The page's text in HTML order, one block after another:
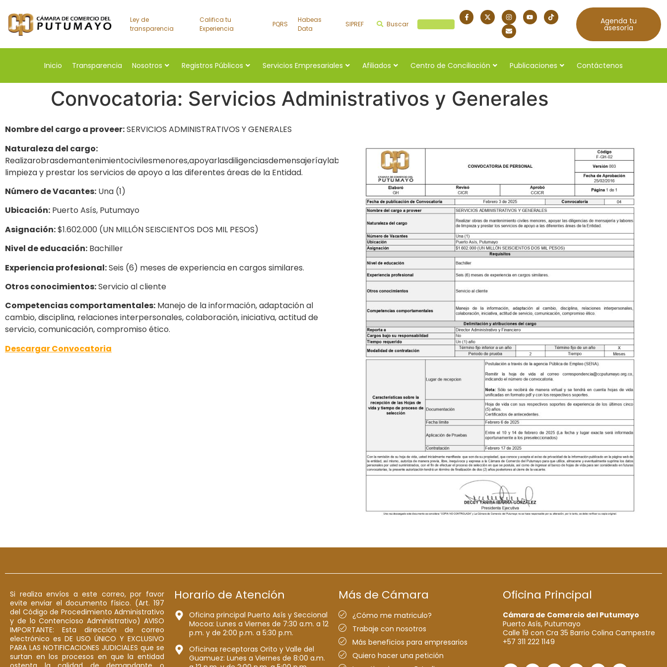
Ley de
transparencia
Califica tu
Experiencia
PQRS
Habeas
Data
SIPREF Buscar Agenda tu
asesoría
Inicio Transparencia Nosotros Registros Públicos Servicios Empresariales Afiliados Centro de Conciliación Publicaciones Contáctenos
Convocatoria: Servicios Administrativos y Generales
Nombre del cargo a proveer:SERVICIOS ADMINISTRATIVOS Y GENERALES
Naturaleza del cargo:
Realizarobrasdemantenimientocivilesmenores,apoyarlasdiligenciasdemensajeríaylaboresde
limpieza y prestar los servicios de apoyo a las diferentes áreas de la Entidad.
Número de Vacantes: Una (1)
Ubicación: Puerto Asís, Putumayo
Asignación:$1.602.000 (UN MILLÓN SEISCIENTOS DOS MIL PESOS)
Nivel de educación: Bachiller
Experiencia profesional:Seis (6) meses de experiencia en cargos similares.
Otros conocimientos:Servicio al cliente
Competencias comportamentales: Manejo de la información, adaptación al
cambio, disciplina, relaciones interpersonales, colaboración, iniciativa, actitud de
servicio, comunicación, compromiso ético.
Descargar Convocatoria
Si realiza envíos a este correo, por favor
evite enviar el documento físico. (Art. 197
del Código de Procedimiento Administrativo
y de lo Contencioso Administrativo) AVISO
IMPORTANTE: Esta dirección de correo
electrónico es DE USO ÚNICO Y EXCLUSIVO
PARA LAS NOTIFICACIONES JUDICIALES que se
surtan en los procesos en que la entidad
Horario de Atención
Oficina principal Puerto Asís y Seccional
Mocoa: Lunes a Viernes de 7:30 a.m. a 12
p.m. y de 2:00 p.m. a 5:30 p.m.
Oficinas receptoras Orito y Valle del
Guamuez: Lunes a Viernes de 8:00 a.m.
Más de Cámara
¿Cómo me matriculo?
Trabaje con nosotros
Más beneficios para empresarios
Quiero hacer una petición
Oficina Principal
Cámara de Comercio del Putumayo
Puerto Asís, Putumayo
Calle 19 con Cra 35 Barrio Colina Campestre
+57 311 222 1149